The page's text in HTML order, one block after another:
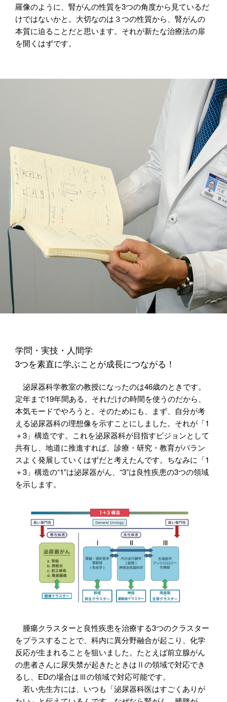
羅像のように、腎がんの性質を3つの角度から見ているだ
けではないかと。大切なのは３つの性質から、腎がんの
本質に迫ることだと思います。それが新たな治療法の扉
を開くはずです。
学問・実技・人間学
3つを素直に学ぶことが成長につながる！
泌尿器科学教室の教授になったのは46歳のときです。
定年まで19年間ある。それだけの時間を使うのだから、
本気モードでやろうと。そのためにも、まず、自分が考
える泌尿器科の理想像を示すことにしました。それが「1
＋3」構造です。これを泌尿器科が目指すビジョンとして
共有し、地道に推進すれば、診療・研究・教育がバラン
スよく発展していくはずだと考えたんです。ちなみに「1
＋3」構造の“1”は泌尿器がん、“3”は良性疾患の3つの領域
を示します。
腫瘍クラスターと良性疾患を治療する3つのクラスター
をプラスすることで、科内に異分野融合が起こり、化学
反応が生まれることを狙いました。たとえば前立腺がん
の患者さんに尿失禁が起きたときはⅡの領域で対応でき
るし、EDの場合はⅢの領域で対応可能です。
若い先生方には、いつも「泌尿器科医はすごくありが